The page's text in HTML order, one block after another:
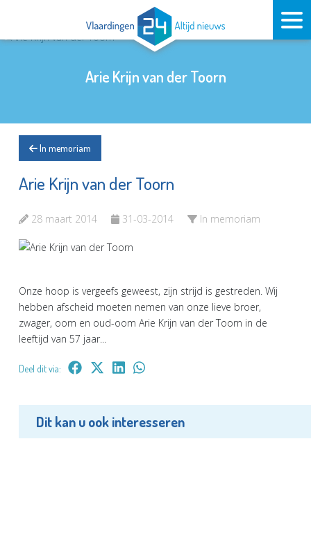
Arie Krijn van der Toorn
In memoriam
Arie Krijn van der Toorn
28 maart 2014 31-03-2014 In memoriam
Onze hoop is vergeefs geweest, zijn strijd is gestreden. Wij
hebben afscheid moeten nemen van onze lieve broer,
zwager, oom en oud-oom Arie Krijn van der Toorn in de
leeftijd van 57 jaar...
Deel dit via:
Dit kan u ook interesseren